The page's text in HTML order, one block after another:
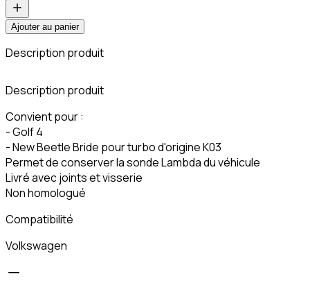
Ajouter au panier
Description produit
Description produit
Convient pour :
- Golf 4
- New Beetle Bride pour turbo d'origine K03
Permet de conserver la sonde Lambda du véhicule
Livré avec joints et visserie
Non homologué
Compatibilité
Volkswagen